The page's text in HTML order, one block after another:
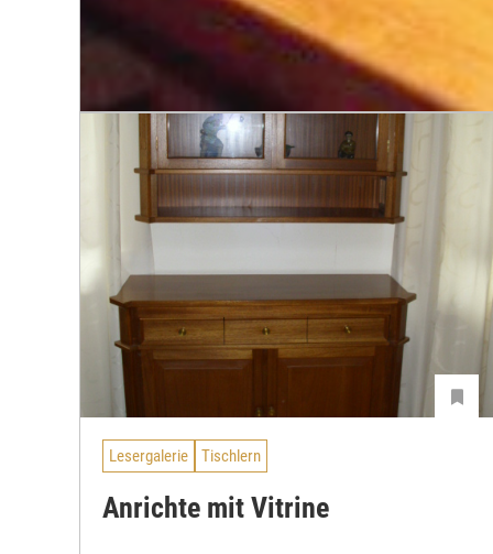
Lesergalerie Tischlern
Anrichte mit Vitrine